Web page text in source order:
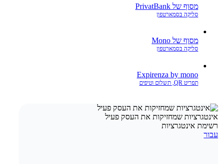
מסוף של PrivatBank
סליקה בסמארטפון
מסוף של Mono
סליקה בסמארטפון
Expirenza by mono
תפריט QR, תשלום וטיפים
אינטגרציות שמחזיקות את העסק פעיל
רשימת אינטגרציות
עבור